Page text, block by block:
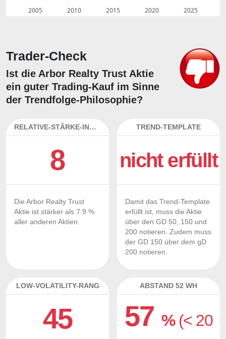
2005 2010 2015 2020 2025
Trader-Check
Ist die Arbor Realty Trust Aktie
ein guter Trading-Kauf im Sinne
der Trendfolge-Philosophie?
RELATIVE-STÄRKE-INDEX
8
Die Arbor Realty Trust
Aktie ist stärker als 7.9 %
aller anderen Aktien.
TREND-TEMPLATE
nicht erfüllt
Damit das Trend-Template
erfüllt ist, muss die Aktie
über den GD 50, 150 und
200 notieren. Zudem muss
der GD 150 über dem gD
200 notieren.
LOW-VOLATILITY-RANG
45
ABSTAND 52 WH
57% (< 20